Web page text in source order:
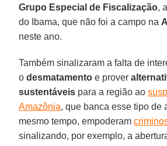
Grupo Especial de Fiscalização,
do Ibama, que não foi a campo na
neste ano.
Também sinalizaram a falta de
odesmatamento e prover
sustentáveis para a região ao
Amazônia, que banca esse tipo de
mesmo tempo, empoderam
sinalizando, por exemplo, a